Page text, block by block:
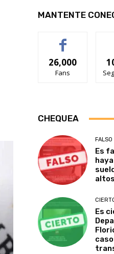
MANTENTE
26,000
Fans
CHEQUEA
FALSO
Es
altos
Es